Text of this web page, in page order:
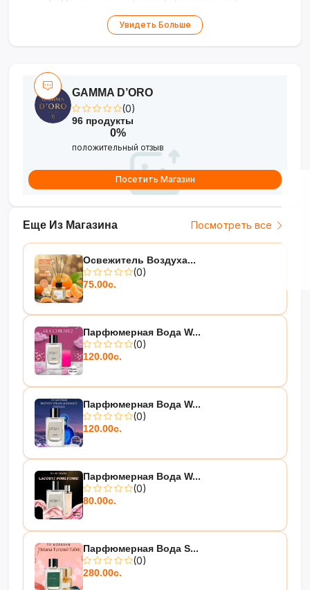
Базовые ноты
— ваниль, мускус, кашемировое
Увидеть Больше
Еще Из Магазина Посмотреть все
Освежитель Воздуха...
(0)
75.00с.
Парфюмерная Вода W...
(0)
120.00с.
Парфюмерная Вода W...
(0)
120.00с.
Парфюмерная Вода W...
(0)
80.00с.
Парфюмерная Вода S...
(0)
280.00с.
GAMMA D’ORO
(0)
96 продукты
0%
положительный отзыв
Посетить Магазин